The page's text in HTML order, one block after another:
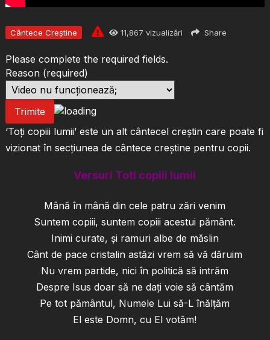
Cântece Creștine 11,867 vizualizări Share
Please complete the required fields.
Reason (required)
Trimite
‘Toți copiii lumii’ este un alt cântecel creștin care poate fi
vizionat în secțiunea de cântece creștine pentru copii.
Versuri Toti copiii lumii
Mână în mână din cele patru zări venim
Suntem copiii, suntem copiii acestui pământ.
Inimi curate, şi ramuri albe de măslin
Cânt de pace cristalin astăzi vrem să vă dăruim
Nu vrem partide, nici în politică să intrăm
Despre Isus doar să ne daţi voie să cântăm
Pe tot pământul, Numele Lui să-L înălţăm
El este Domn, cu El votăm!